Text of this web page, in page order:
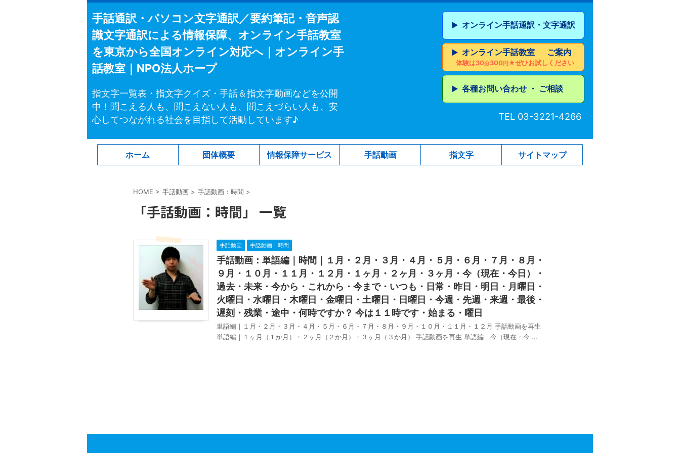
手話通訳・パソコン文字通訳／要約筆記・音声認
識文字通訳による情報保障、オンライン手話教室
を東京から全国オンライン対応へ｜オンライン手
話教室｜NPO法人ホープ
指文字一覧表・指文字クイズ・手話＆指文字動画などを公開
中！聞こえる人も、聞こえない人も、聞こえづらい人も、安
心してつながれる社会を目指して活動しています♪
▶︎ オンライン手話通訳・文字通訳
▶︎ オンライン手話教室 ご案内
体験は30分300円★ぜひお試しください
▶︎ 各種お問い合わせ ・ ご相談
TEL 03-3221-4266
ホーム 団体概要 情報保障サービス 手話動画 指文字 サイトマップ
HOME > 手話動画 > 手話動画：時間 >
「手話動画：時間」 一覧
手話動画 手話動画：時間
手話動画：単語編｜時間｜１月・２月・３月・４月・５月・６月・７月・８月・
９月・１０月・１１月・１２月・１ヶ月・２ヶ月・３ヶ月・今（現在・今日）・
過去・未来・今から・これから・今まで・いつも・日常・昨日・明日・月曜日・
火曜日・水曜日・木曜日・金曜日・土曜日・日曜日・今週・先週・来週・最後・
遅刻・残業・途中・何時ですか？ 今は１１時です・始まる・曜日
単語編｜１月・２月・３月・４月・５月・６月・７月・８月・９月・１０月・１１月・１２月 手話動画を再生
単語編｜１ヶ月（１か月）・２ヶ月（２か月）・３ヶ月（３か月） 手話動画を再生 単語編｜今（現在・今 ...